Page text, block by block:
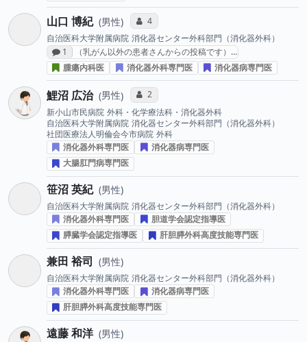
山口 博紀 男性 コミュニケーション・タイプ投票数
4
自治医科大学附属病院 消化器センター外科部門（消化器外科）
感想投稿数
1
（乳がん以外の患者さんからの投稿です）…
腫瘍内科医
消化器外科専門医 消化器病専門医
鯉沼 広治 男性 コミュニケーション・タイプ投票数
2
新小山市民病院 外科・化学療法科・消化器外科
自治医科大学附属病院 消化器センター外科部門（消化器外科）
社団医療法人明倫会今市病院 外科
消化器外科専門医
消化器病専門医
大腸肛門病専門医
笹沼 英紀 男性
自治医科大学附属病院 消化器センター外科部門（消化器外科）
消化器外科専門医
胆道学会認定指導医
膵臓学会認定指導医
肝胆膵外科高度技能専門医
兼田 裕司 男性
自治医科大学附属病院 消化器センター外科部門（消化器外科）
消化器外科専門医
消化器病専門医
肝胆膵外科高度技能専門医
遠藤 和洋 男性